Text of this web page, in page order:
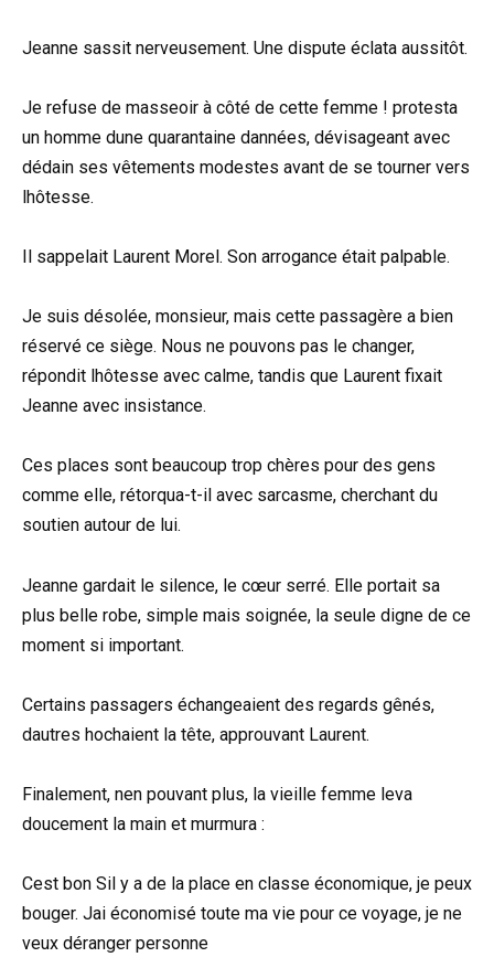
Jeanne sassit nerveusement. Une dispute éclata aussitôt.
Je refuse de masseoir à côté de cette femme ! protesta
un homme dune quarantaine dannées, dévisageant avec
dédain ses vêtements modestes avant de se tourner vers
lhôtesse.
Il sappelait Laurent Morel. Son arrogance était palpable.
Je suis désolée, monsieur, mais cette passagère a bien
réservé ce siège. Nous ne pouvons pas le changer,
répondit lhôtesse avec calme, tandis que Laurent fixait
Jeanne avec insistance.
Ces places sont beaucoup trop chères pour des gens
comme elle, rétorqua-t-il avec sarcasme, cherchant du
soutien autour de lui.
Jeanne gardait le silence, le cœur serré. Elle portait sa
plus belle robe, simple mais soignée, la seule digne de ce
moment si important.
Certains passagers échangeaient des regards gênés,
dautres hochaient la tête, approuvant Laurent.
Finalement, nen pouvant plus, la vieille femme leva
doucement la main et murmura :
Cest bon Sil y a de la place en classe économique, je peux
bouger. Jai économisé toute ma vie pour ce voyage, je ne
veux déranger personne